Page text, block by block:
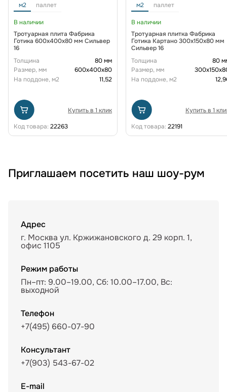
м2 паллет
В наличии
Тротуарная плита Фабрика
Готика 600х400х80 мм Сильвер
16
Толщина
80 мм
Размер, мм
600х400х80
На поддоне, м2
11,52
Купить в 1 клик
Код товара: 22263
м2 паллет
В наличии
Тротуарная плитка Фабрика
Готика Картано 300х150х80 мм
Сильвер 16
Толщина
80
Размер, мм
На поддоне, м2
Купить в 1
Код товара: 22191
Приглашаем посетить наш шоу-рум
Адрес
г. Москва ул. Кржижановского д. 29 корп. 1,
офис 1105
Режим работы
Пн–пт: 9.00–19.00, Сб: 10.00–17.00, Вс:
выходной
Телефон
+7(495) 660-07-90
Консультант
+7(903) 543-67-02
E-mail